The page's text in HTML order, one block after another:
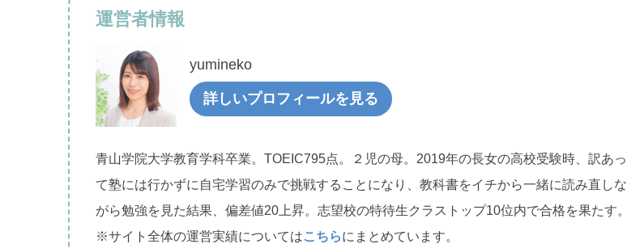
運営者情報
yumineko
詳しいプロフィールを見る
青山学院大学教育学科卒業。TOEIC795点。２児の母。2019年の長女の高校受験時、訳あっ
て塾には行かずに自宅学習のみで挑戦することになり、教科書をイチから一緒に読み直しな
がら勉強を見た結果、偏差値20上昇。志望校の特待生クラストップ10位内で合格を果たす。
※サイト全体の運営実績についてはこちらにまとめています。